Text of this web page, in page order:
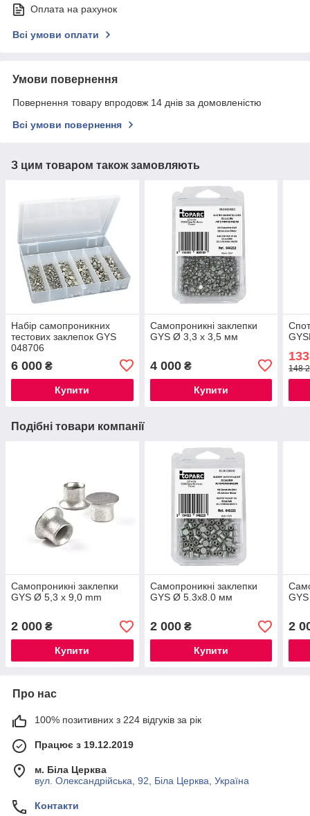
Оплата на рахунок
Всі умови оплати
Умови повернення
Повернення товару впродовж 14 днів за домовленістю
Всі умови повернення
З цим товаром також замовляють
Набір самопроникних
тестових заклепок GYS
048706
6 000 ₴
Купити
Самопроникні заклепки
GYS Ø 3,3 х 3,5 мм
4 000₴
Купити
148
Подібні товари компанії
Самопроникні заклепки
GYS Ø 5,3 x 9,0 mm
2 000 ₴
Купити
Самопроникні заклепки
GYS Ø 5.3x8.0 мм
2 000₴
Купити
2
Про нас
100% позитивних з 224 відгуків за рік
Працює з 19.12.2019
м. Біла Церква
вул. Олександрійська, 92, Біла Церква, Україна
Контакти